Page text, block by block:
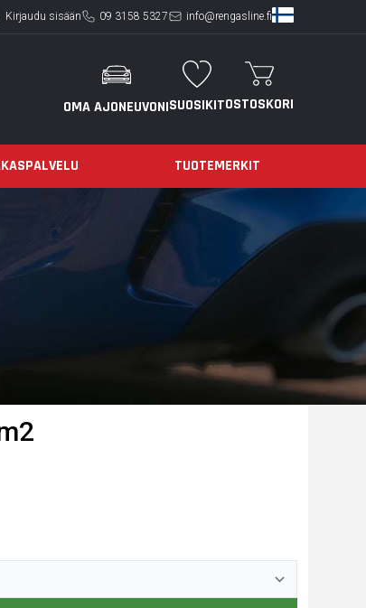
Kirjaudu sisään 09 3158 5327 info@rengasline.fi
OMA AJONEUVONISUOSIKITOSTOSKORI
TUOTEMERKIT